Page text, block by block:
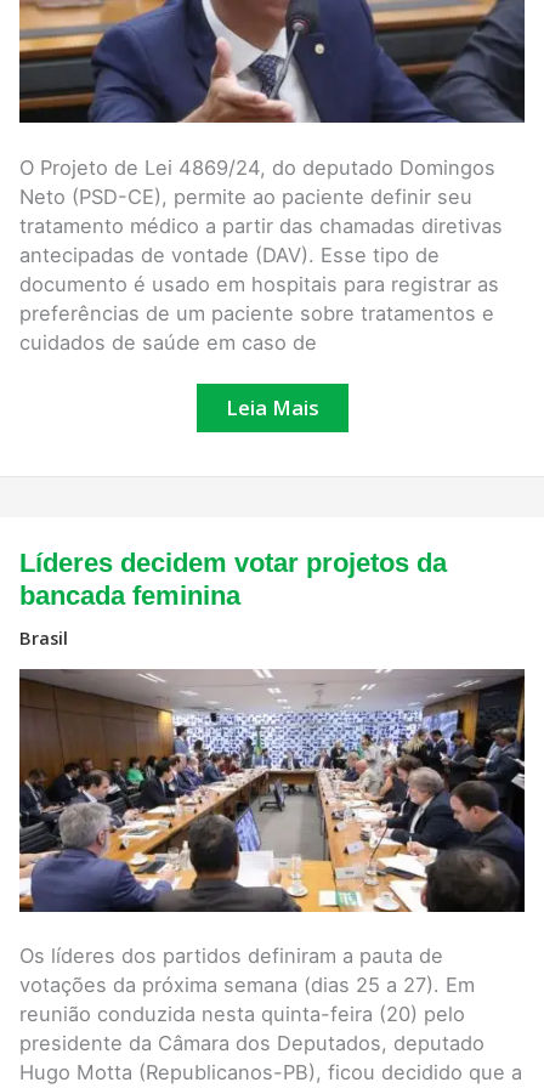
O Projeto de Lei 4869/24, do deputado Domingos
Neto (PSD-CE), permite ao paciente definir seu
tratamento médico a partir das chamadas diretivas
antecipadas de vontade (DAV). Esse tipo de
documento é usado em hospitais para registrar as
preferências de um paciente sobre tratamentos e
cuidados de saúde em caso de
Leia Mais
Líderes decidem votar projetos da
bancada feminina
Brasil
Os líderes dos partidos definiram a pauta de
votações da próxima semana (dias 25 a 27). Em
reunião conduzida nesta quinta-feira (20) pelo
presidente da Câmara dos Deputados, deputado
Hugo Motta (Republicanos-PB), ficou decidido que a
Líderes
decidem
votar
projetos
feminina